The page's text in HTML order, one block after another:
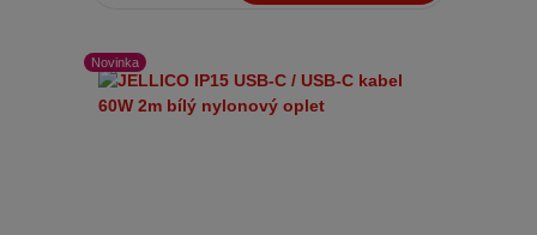
Novinka